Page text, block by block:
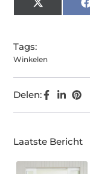
X
(Twitter)
Tags:
Winkelen
Delen:
Laatste Bericht